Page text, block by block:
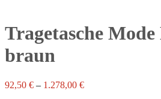
Tragetasche
braun
92,50 € – 1.278,00 €